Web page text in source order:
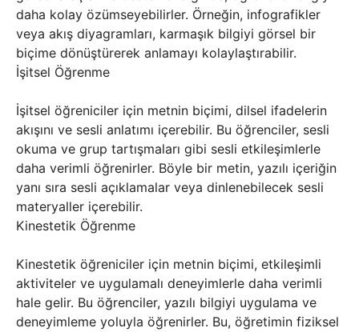
daha kolay özümseyebilirler. Örneğin, infografikler
veya akış diyagramları, karmaşık bilgiyi görsel bir
biçime dönüştürerek anlamayı kolaylaştırabilir.
İşitsel Öğrenme
İşitsel öğreniciler için metnin biçimi, dilsel ifadelerin
akışını ve sesli anlatımı içerebilir. Bu öğrenciler, sesli
okuma ve grup tartışmaları gibi sesli etkileşimlerle
daha verimli öğrenirler. Böyle bir metin, yazılı içeriğin
yanı sıra sesli açıklamalar veya dinlenebilecek sesli
materyaller içerebilir.
Kinestetik Öğrenme
Kinestetik öğreniciler için metnin biçimi, etkileşimli
aktiviteler ve uygulamalı deneyimlerle daha verimli
hale gelir. Bu öğrenciler, yazılı bilgiyi uygulama ve
deneyimleme yoluyla öğrenirler. Bu, öğretimin fiziksel